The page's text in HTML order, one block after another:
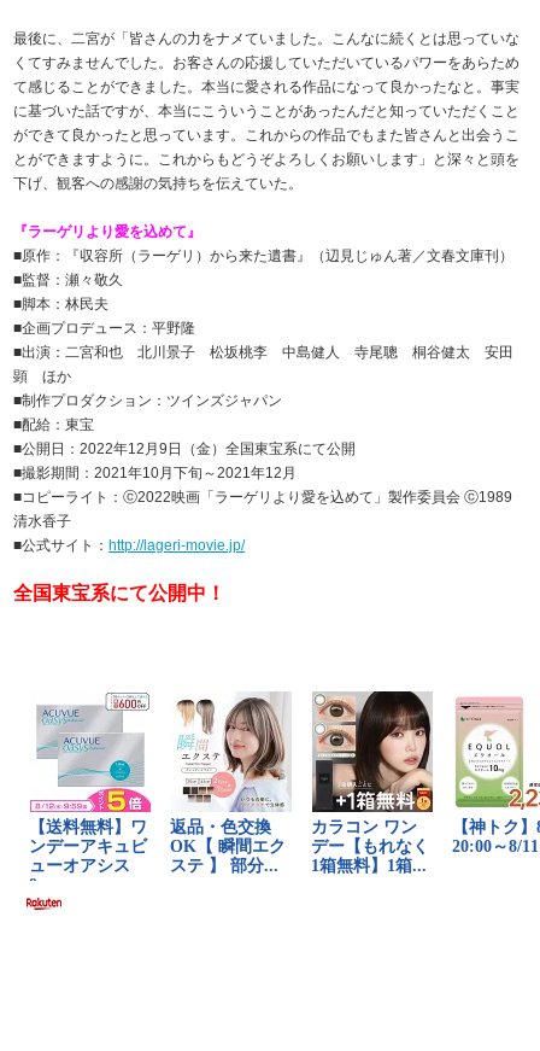
最後に、二宮が「皆さんの力をナメていました。こんなに続くとは思っていな
くてすみませんでした。お客さんの応援していただいているパワーをあらため
て感じることができました。本当に愛される作品になって良かったなと。事実
に基づいた話ですが、本当にこういうことがあったんだと知っていただくこと
ができて良かったと思っています。これからの作品でもまた皆さんと出会うこ
とができますように。これからもどうぞよろしくお願いします」と深々と頭を
下げ、観客への感謝の気持ちを伝えていた。
『ラーゲリより愛を込めて』
■原作：『収容所（ラーゲリ）から来た遺書』（辺見じゅん著／文春文庫刊）
■監督：瀬々敬久
■脚本：林民夫
■企画プロデュース：平野隆
■出演：二宮和也 北川景子 松坂桃李 中島健人 寺尾聰 桐谷健太 安田
顕 ほか
■制作プロダクション：ツインズジャパン
■配給：東宝
■公開日：2022年12月9日（金）全国東宝系にて公開
■撮影期間：2021年10月下旬～2021年12月
■コピーライト：ⓒ2022映画「ラーゲリより愛を込めて」製作委員会 ⓒ1989
清水香子
■公式サイト：http://lageri-movie.jp/
全国東宝系にて公開中！